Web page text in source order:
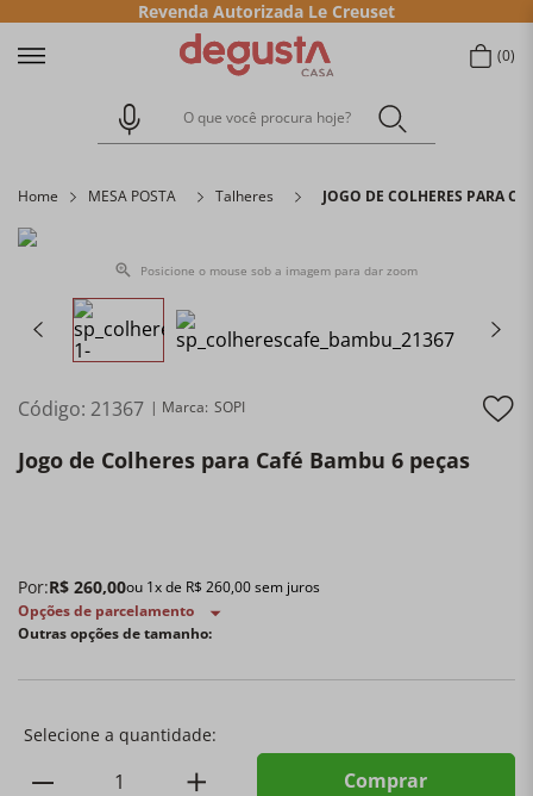
Revenda Autorizada Le Creuset
0
O que você procura hoje?
Home MESA POSTA Talheres JOGO DE COLHERES PARA
Posicione o mouse sob a imagem para dar zoom
Código: 21367 SOPI
Jogo de Colheres para Café Bambu 6 peças
Por:R$ 260,00ou 1x de R$ 260,00sem juros
Opções de parcelamento
Outras opções de tamanho:
Comprar